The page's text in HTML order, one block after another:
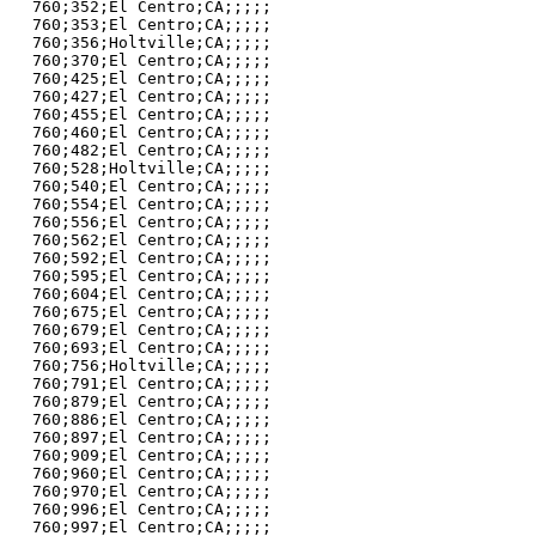
760;352;El Centro;CA;;;;;
760;353;El Centro;CA;;;;;
760;356;Holtville;CA;;;;;
760;370;El Centro;CA;;;;;
760;425;El Centro;CA;;;;;
760;427;El Centro;CA;;;;;
760;455;El Centro;CA;;;;;
760;460;El Centro;CA;;;;;
760;482;El Centro;CA;;;;;
760;528;Holtville;CA;;;;;
760;540;El Centro;CA;;;;;
760;554;El Centro;CA;;;;;
760;556;El Centro;CA;;;;;
760;562;El Centro;CA;;;;;
760;592;El Centro;CA;;;;;
760;595;El Centro;CA;;;;;
760;604;El Centro;CA;;;;;
760;675;El Centro;CA;;;;;
760;679;El Centro;CA;;;;;
760;693;El Centro;CA;;;;;
760;756;Holtville;CA;;;;;
760;791;El Centro;CA;;;;;
760;879;El Centro;CA;;;;;
760;886;El Centro;CA;;;;;
760;897;El Centro;CA;;;;;
760;909;El Centro;CA;;;;;
760;960;El Centro;CA;;;;;
760;970;El Centro;CA;;;;;
760;996;El Centro;CA;;;;;